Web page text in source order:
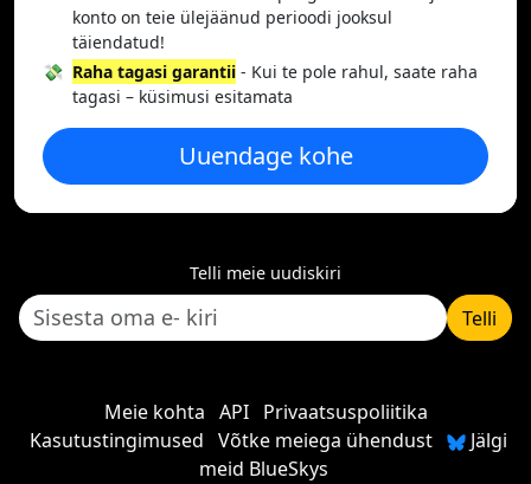
konto on teie ülejäänud perioodi jooksul
täiendatud!
💸 Raha tagasi garantii - Kui te pole rahul, saate raha
tagasi – küsimusi esitamata
Uuendage kohe
Telli meie uudiskiri
Telli
Meie kohta API
Privaatsuspoliitika
Kasutustingimused Võtke meiega ühendust
Jälgi
meid BlueSkys